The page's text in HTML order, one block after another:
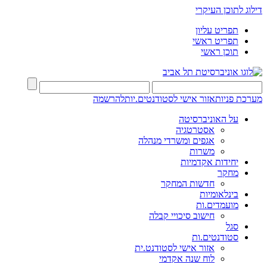
דילוג לתוכן העיקרי
תפריט עליון
תפריט ראשי
תוכן ראשי
מערכת פניותאזור אישי לסטודנטים.יותלהרשמה
על האוניברסיטה
אסטרטגיה
אגפים ומשרדי מנהלה
משרות
יחידות אקדמיות
מחקר
חדשות המחקר
בינלאומיות
מועמדים.ות
חישוב סיכויי קבלה
סגל
סטודנטים.ות
אזור אישי לסטודנט.ית
לוח שנה אקדמי